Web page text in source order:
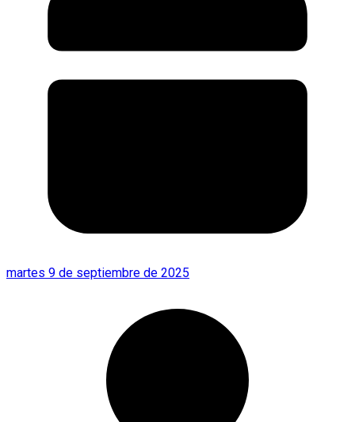
martes 9 de septiembre de 2025